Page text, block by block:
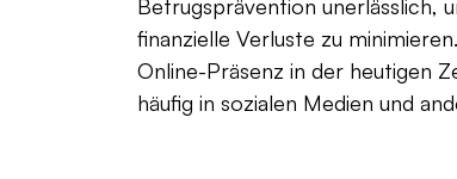
Betrugsprävention unerlässlich,
finanzielle Verluste zu
Online-Präsenz in der heutigen
häufig in sozialen Medien und